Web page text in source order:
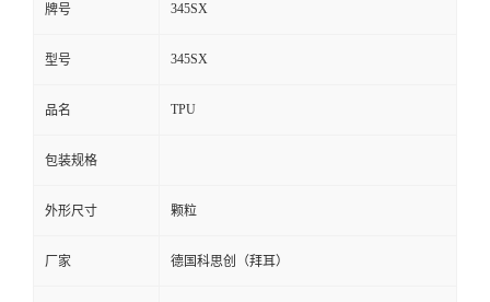
牌号 345SX
型号 345SX
品名 TPU
包装规格
外形尺寸 颗粒
厂家 德国科思创（拜耳）